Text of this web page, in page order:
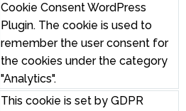
Cookie Consent WordPress
Plugin. The cookie is used to
remember the user consent for
the cookies under the category
"Analytics".
This cookie is set by GDPR